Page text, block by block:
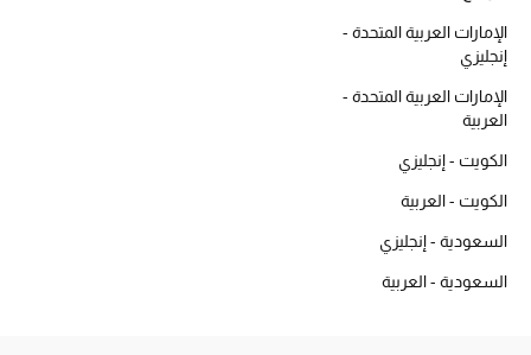
مجوهرات فاخرة للنساء
مجوهرات فاخرة للأطفال
ساعات
الإمارات العربية المتحدة -
إنجليزي
الإمارات العربية المتحدة -
العربية
الكويت - إنجليزي
الكويت - العربية
السعودية - إنجليزي
السعودية - العربية